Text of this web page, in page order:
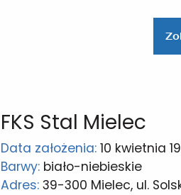
FKS Stal Mielec
Data założenia: 10 kwietnia
Barwy: biało-niebieskie
Adres: 39-300 Mielec, ul.